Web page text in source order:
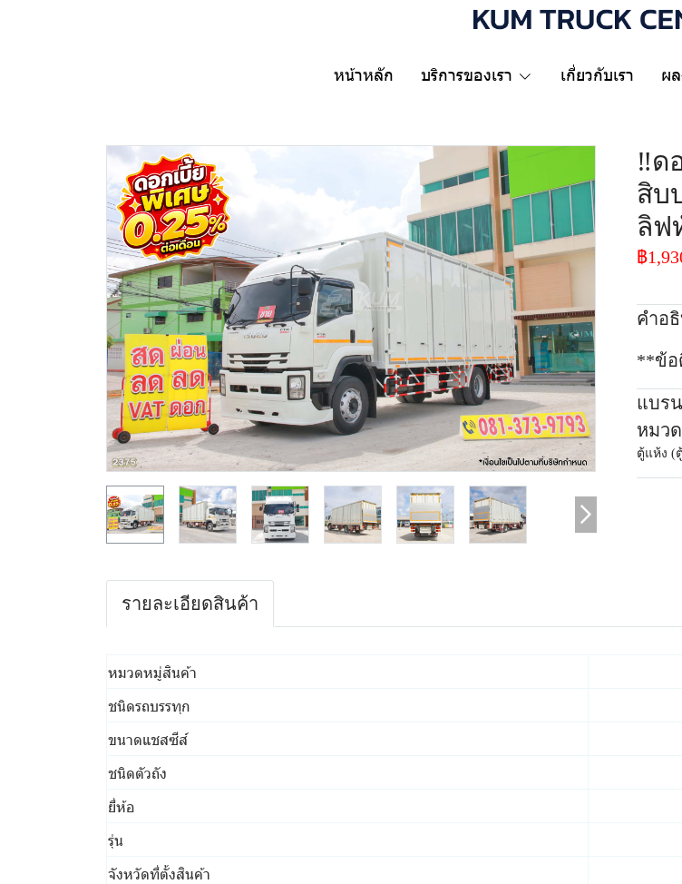
หน้าหลัก บริการของเรา เกี่ยวกับเรา ผ
‼️ด
สิบ
ลิฟ
฿
คำอ
**ข้อ
แบร
หมว
ตู้แห้ง (
รายละเอียดสินค้า
หมวดหมู่สินค้า
ชนิดรถบรรทุก
ขนาดแชสซีส์
ชนิดตัวถัง
ยี่ห้อ
รุ่น
จังหวัดที่ตั้งสินค้า